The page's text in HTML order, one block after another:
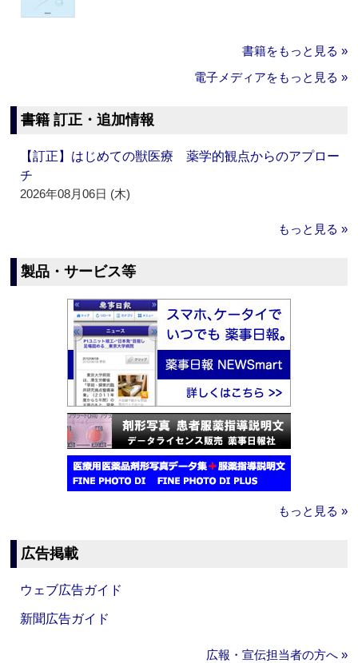
書籍をもっと見る »
電子メディアをもっと見る »
書籍 訂正・追加情報
【訂正】はじめての獣医療 薬学的観点からのアプロー
チ
2026年08月06日 (木)
もっと見る »
製品・サービス等
もっと見る »
広告掲載
ウェブ広告ガイド
新聞広告ガイド
広報・宣伝担当者の方へ »